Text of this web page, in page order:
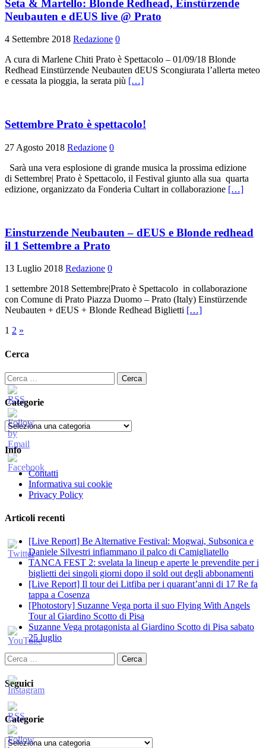
Seta & Martello: Blonde Redhead, Einstürzende
Neubauten e dEUS live @ Prato
4 Settembre 2018 Redazione 0
A cura di Marlene Chiti Prato è Spettacolo – 01/09/18 Blonde
Redhead Einstürzende Neubauten dEUS Scongiurata l’allerta meteo
e cessata la pioggia, la serata più […]
Settembre Prato è spettacolo!
27 Agosto 2018 Redazione 0
Sarà una vera esplosione di grande musica la prossima edizione
di Settembre| Prato è Spettacolo, il Festival giunto alla sua quarta
edizione, organizzato da Fonderia Cultart in collaborazione […]
Einsturzende Neubauten – dEUS e Blonde redhead
il 1 Settembre a Prato
13 Luglio 2018 Redazione 0
1 settembre 2018 Settembre|Prato è Spettacolo in collaborazione
con Comune di Prato Piazza Duomo – Prato (Italy) Einstürzende
Neubauten + dEUS + Blonde Redhead Biglietti […]
Paginazione
degli
1 2 »
Cerca
Ricerca
per:
Categorie
Categorie
Info
Contatti
Informativa sui cookie
Privacy Policy
Articoli recenti
[Live Report] Be Alternative Festival: Mogwai, Subsonica e
Daniele Silvestri infiammano il palco di Camigliatello
TANCA FEST 2: svelata la lineup e aperte le prevendite per i
biglietti dei singoli giorni dopo il sold out degli abbonamenti
[Live Report] Il tour dei Litfiba per i quarant’anni di 17 Re fa
tappa a Cosenza
[Photostory] Suzanne Vega porta il suo Flying With Angels
Tour al Giardino Scotto di Pisa
Suzanne Vega protagonista al Giardino Scotto di Pisa sabato
25 luglio
Ricerca
per:
Seguici
Categorie
Categorie